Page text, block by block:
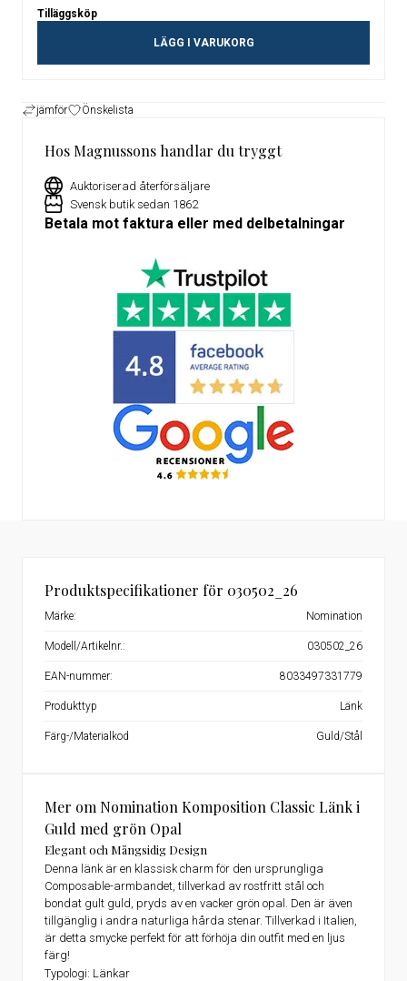
Tilläggsköp
LÄGG I VARUKORG
jämför Önskelista
Hos Magnussons handlar du tryggt
Auktoriserad återförsäljare
Svensk butik sedan 1862
Betala mot faktura eller med delbetalningar
Mer om Nomination Komposition Classic Länk i
Guld med grön Opal
Elegant och Mångsidig Design
Denna länk är en klassisk charm för den ursprungliga
Composable-armbandet, tillverkad av rostfritt stål och
bondat gult guld, pryds av en vacker grön opal. Den är även
tillgänglig i andra naturliga hårda stenar. Tillverkad i Italien,
är detta smycke perfekt för att förhöja din outfit med en ljus
färg!
Typologi: Länkar
Produktspecifikationer för 030502_26
Märke: Nomination
Modell/Artikelnr.: 030502_26
EAN-nummer: 8033497331779
Produkttyp Länk
Färg-/Materialkod Guld/Stål